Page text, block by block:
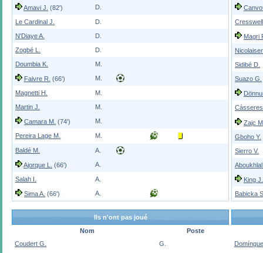
Amavi J. (82') D.
Le Cardinal J.
D.
N'Diaye A.
D.
Zogbé L.
D.
Doumbia K.
M.
Faivre R. (66') M.
Magnetti H.
M.
Martin J.
M.
Camara M. (74') M.
Pereira Lage M. M.
Baldé M. A.
Ajorque L. (66') A.
Salah I. A.
Sima A. (66') A.
Ils n'ont pas joué
Nom
Poste
Coudert G.
G.
Magri
Sidibé D.
Suazo G.
Zajc
Gboho Y.
Sierro V.
King J.
Babicka